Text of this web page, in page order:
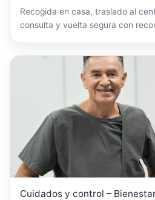
Recogida en casa, traslado al
consulta y vuelta segura con
Cuidados y control –